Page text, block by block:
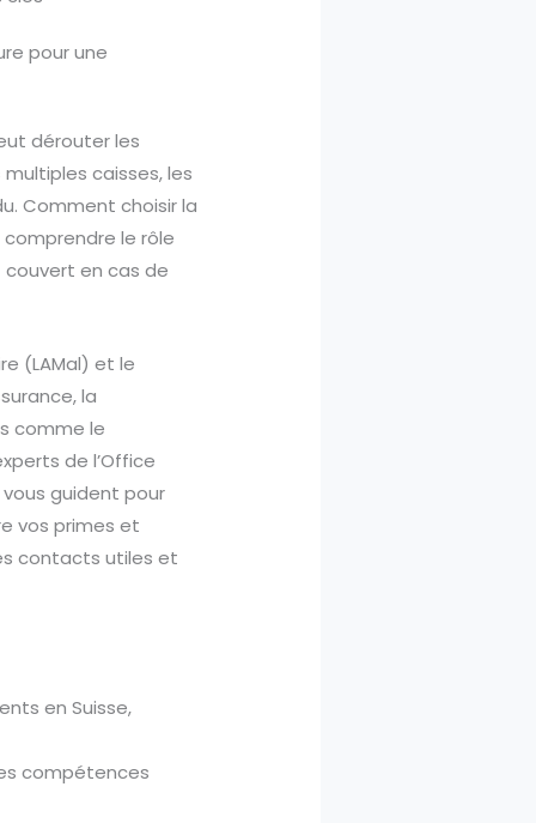
pour une
dérouter les
caisses, les
Comment choisir la
le rôle
en cas de
(LAMal) et le
la
comme le
de l’Office
guident pour
vos primes et
contacts utiles et
en Suisse,
compétences